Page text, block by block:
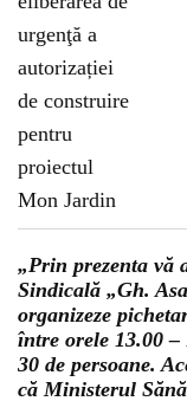
„Prin prezenta vă
Sindicală „Gh.
organizeze
între orele 13.00
30 de persoane.
că Ministerul